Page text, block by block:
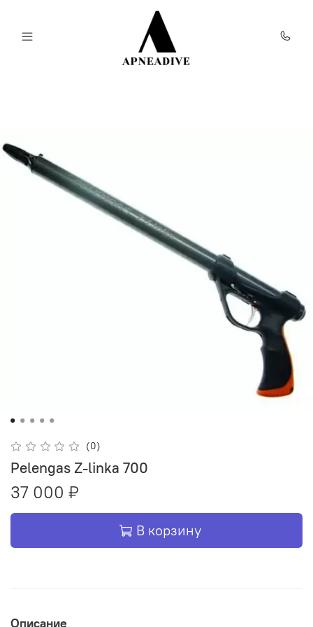
(0)
Pelengas Z-linka 700
37 000 ₽
В корзину
Описание